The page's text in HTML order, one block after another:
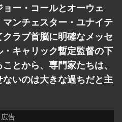
ー・コールとオーウェ
ンチェスター・ユナイテ
ラブ首脳に明確なメッセ
キャリック暫定監督の下
とから、専門家たちは、
いのは大きな過ちだと主